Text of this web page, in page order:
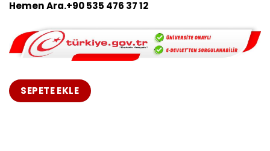
Hemen Ara.+90 535 476 37 12
SEPETE EKLE